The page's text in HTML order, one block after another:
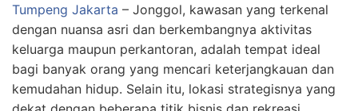
Tumpeng Jakarta – Jonggol, kawasan yang terkenal
dengan nuansa asri dan berkembangnya aktivitas
keluarga maupun perkantoran, adalah tempat ideal
bagi banyak orang yang mencari keterjangkauan dan
kemudahan hidup. Selain itu, lokasi strategisnya yang